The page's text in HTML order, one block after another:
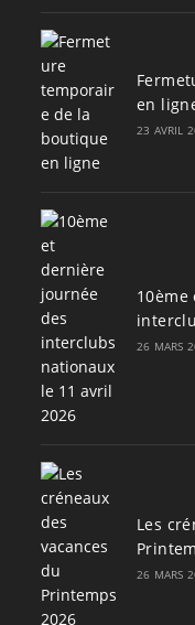
en
23 AVRIL
26 MARS
Les
26 MARS